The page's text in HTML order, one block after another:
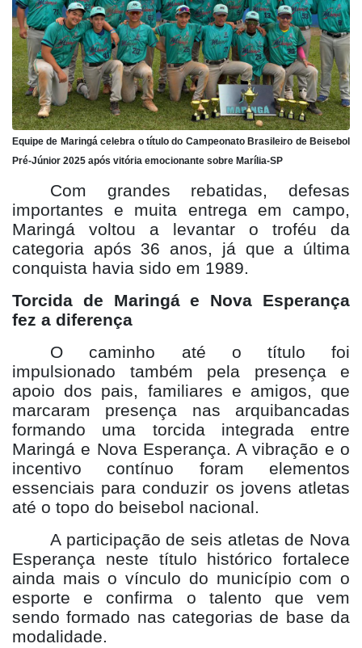
Equipe de Maringá celebra o título do Campeonato Brasileiro de Beisebol
Pré-Júnior 2025 após vitória emocionante sobre Marília-SP
Com grandes rebatidas, defesas
importantes e muita entrega em campo,
Maringá voltou a levantar o troféu da
categoria após 36 anos, já que a última
conquista havia sido em 1989.
Torcida de Maringá e Nova Esperança
fez a diferença
O caminho até o título foi
impulsionado também pela presença e
apoio dos pais, familiares e amigos, que
marcaram presença nas arquibancadas
formando uma torcida integrada entre
Maringá e Nova Esperança. A vibração e o
incentivo contínuo foram elementos
essenciais para conduzir os jovens atletas
até o topo do beisebol nacional.
A participação de seis atletas de Nova
Esperança neste título histórico fortalece
ainda mais o vínculo do município com o
esporte e confirma o talento que vem
sendo formado nas categorias de base da
modalidade.